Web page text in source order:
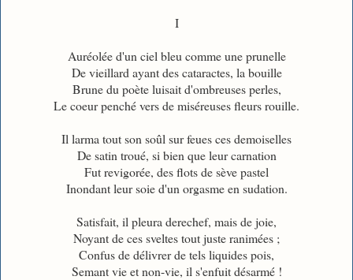
I
Auréolée d'un ciel bleu comme une prunelle
De vieillard ayant des cataractes, la bouille
Brune du poète luisait d'ombreuses perles,
Le coeur penché vers de miséreuses fleurs rouille.
Il larma tout son soûl sur feues ces demoiselles
De satin troué, si bien que leur carnation
Fut revigorée, des flots de sève pastel
Inondant leur soie d'un orgasme en sudation.
Satisfait, il pleura derechef, mais de joie,
Noyant de ces sveltes tout juste ranimées ;
Confus de délivrer de tels liquides pois,
Semant vie et non-vie, il s'enfuit désarmé !